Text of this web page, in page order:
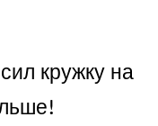
кружку на